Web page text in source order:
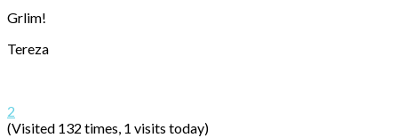
Grlim!
Tereza
2
(Visited 132 times, 1 visits today)